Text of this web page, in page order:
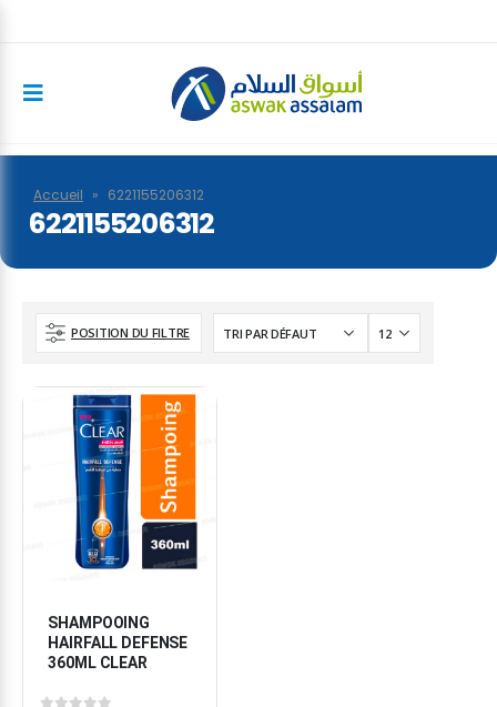
Accueil » 6221155206312
6221155206312
POSITION DU FILTRE
SHAMPOOING
HAIRFALL DEFENSE
360ML CLEAR